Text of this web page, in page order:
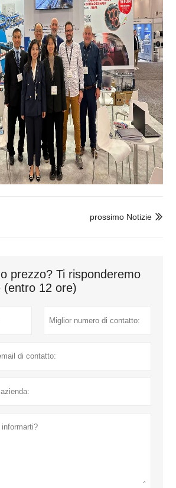

prossimo Notizie
prezzo? Ti risponderemo
(entro 12 ore)